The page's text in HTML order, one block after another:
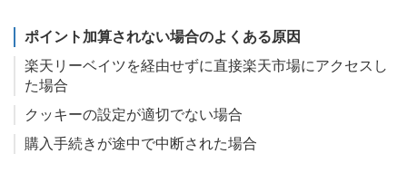
ポイント加算されない場合のよくある原因
楽天リーベイツを経由せずに直接楽天市場にアクセスし
た場合
クッキーの設定が適切でない場合
購入手続きが途中で中断された場合